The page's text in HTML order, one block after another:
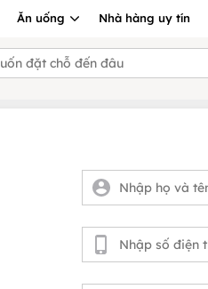
Ăn uống Nhà hàng uy tín